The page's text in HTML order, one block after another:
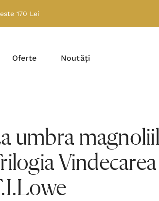
170 Lei
Oferte Noutăți
umbra